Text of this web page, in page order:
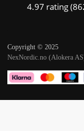
4.97 rating
Copyright © 2025
NexNordic.no (Alokera